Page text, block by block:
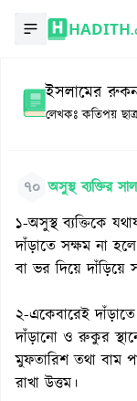
HADITH.
ইসলামের
লেখকঃ কতিপয় ছাত্র
৭০ অসুস্থ ব্যক্তির
১-অসুস্থ ব্যক্তিকে
দাঁড়াতে সক্ষম না
বা ভর দিয়ে
২-একেবারেই
দাঁড়ানো ও রুকুর
মুফতারিশ তথা বাম
রাখা উত্তম।